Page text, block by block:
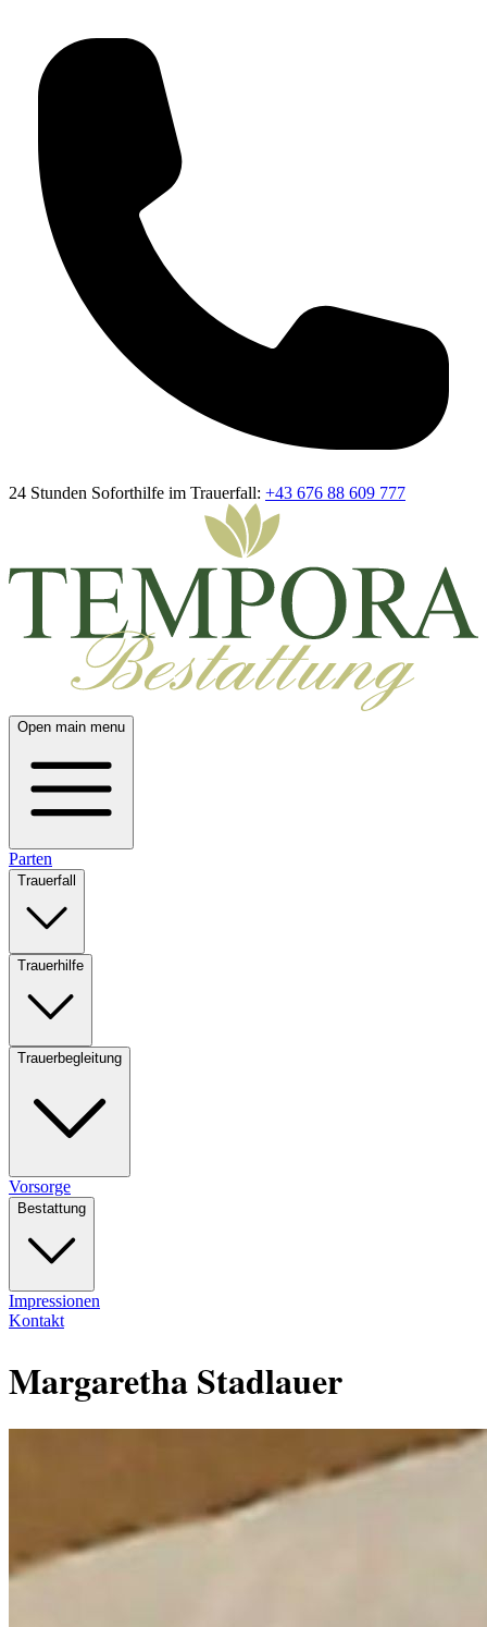
24 Stunden Soforthilfe im Trauerfall: +43 676 88 609 777
Open main menu
Parten
Trauerfall
Trauerhilfe
Trauerbegleitung
Vorsorge
Bestattung
Impressionen
Kontakt
Margaretha Stadlauer